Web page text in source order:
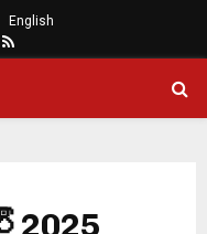
English
Rss